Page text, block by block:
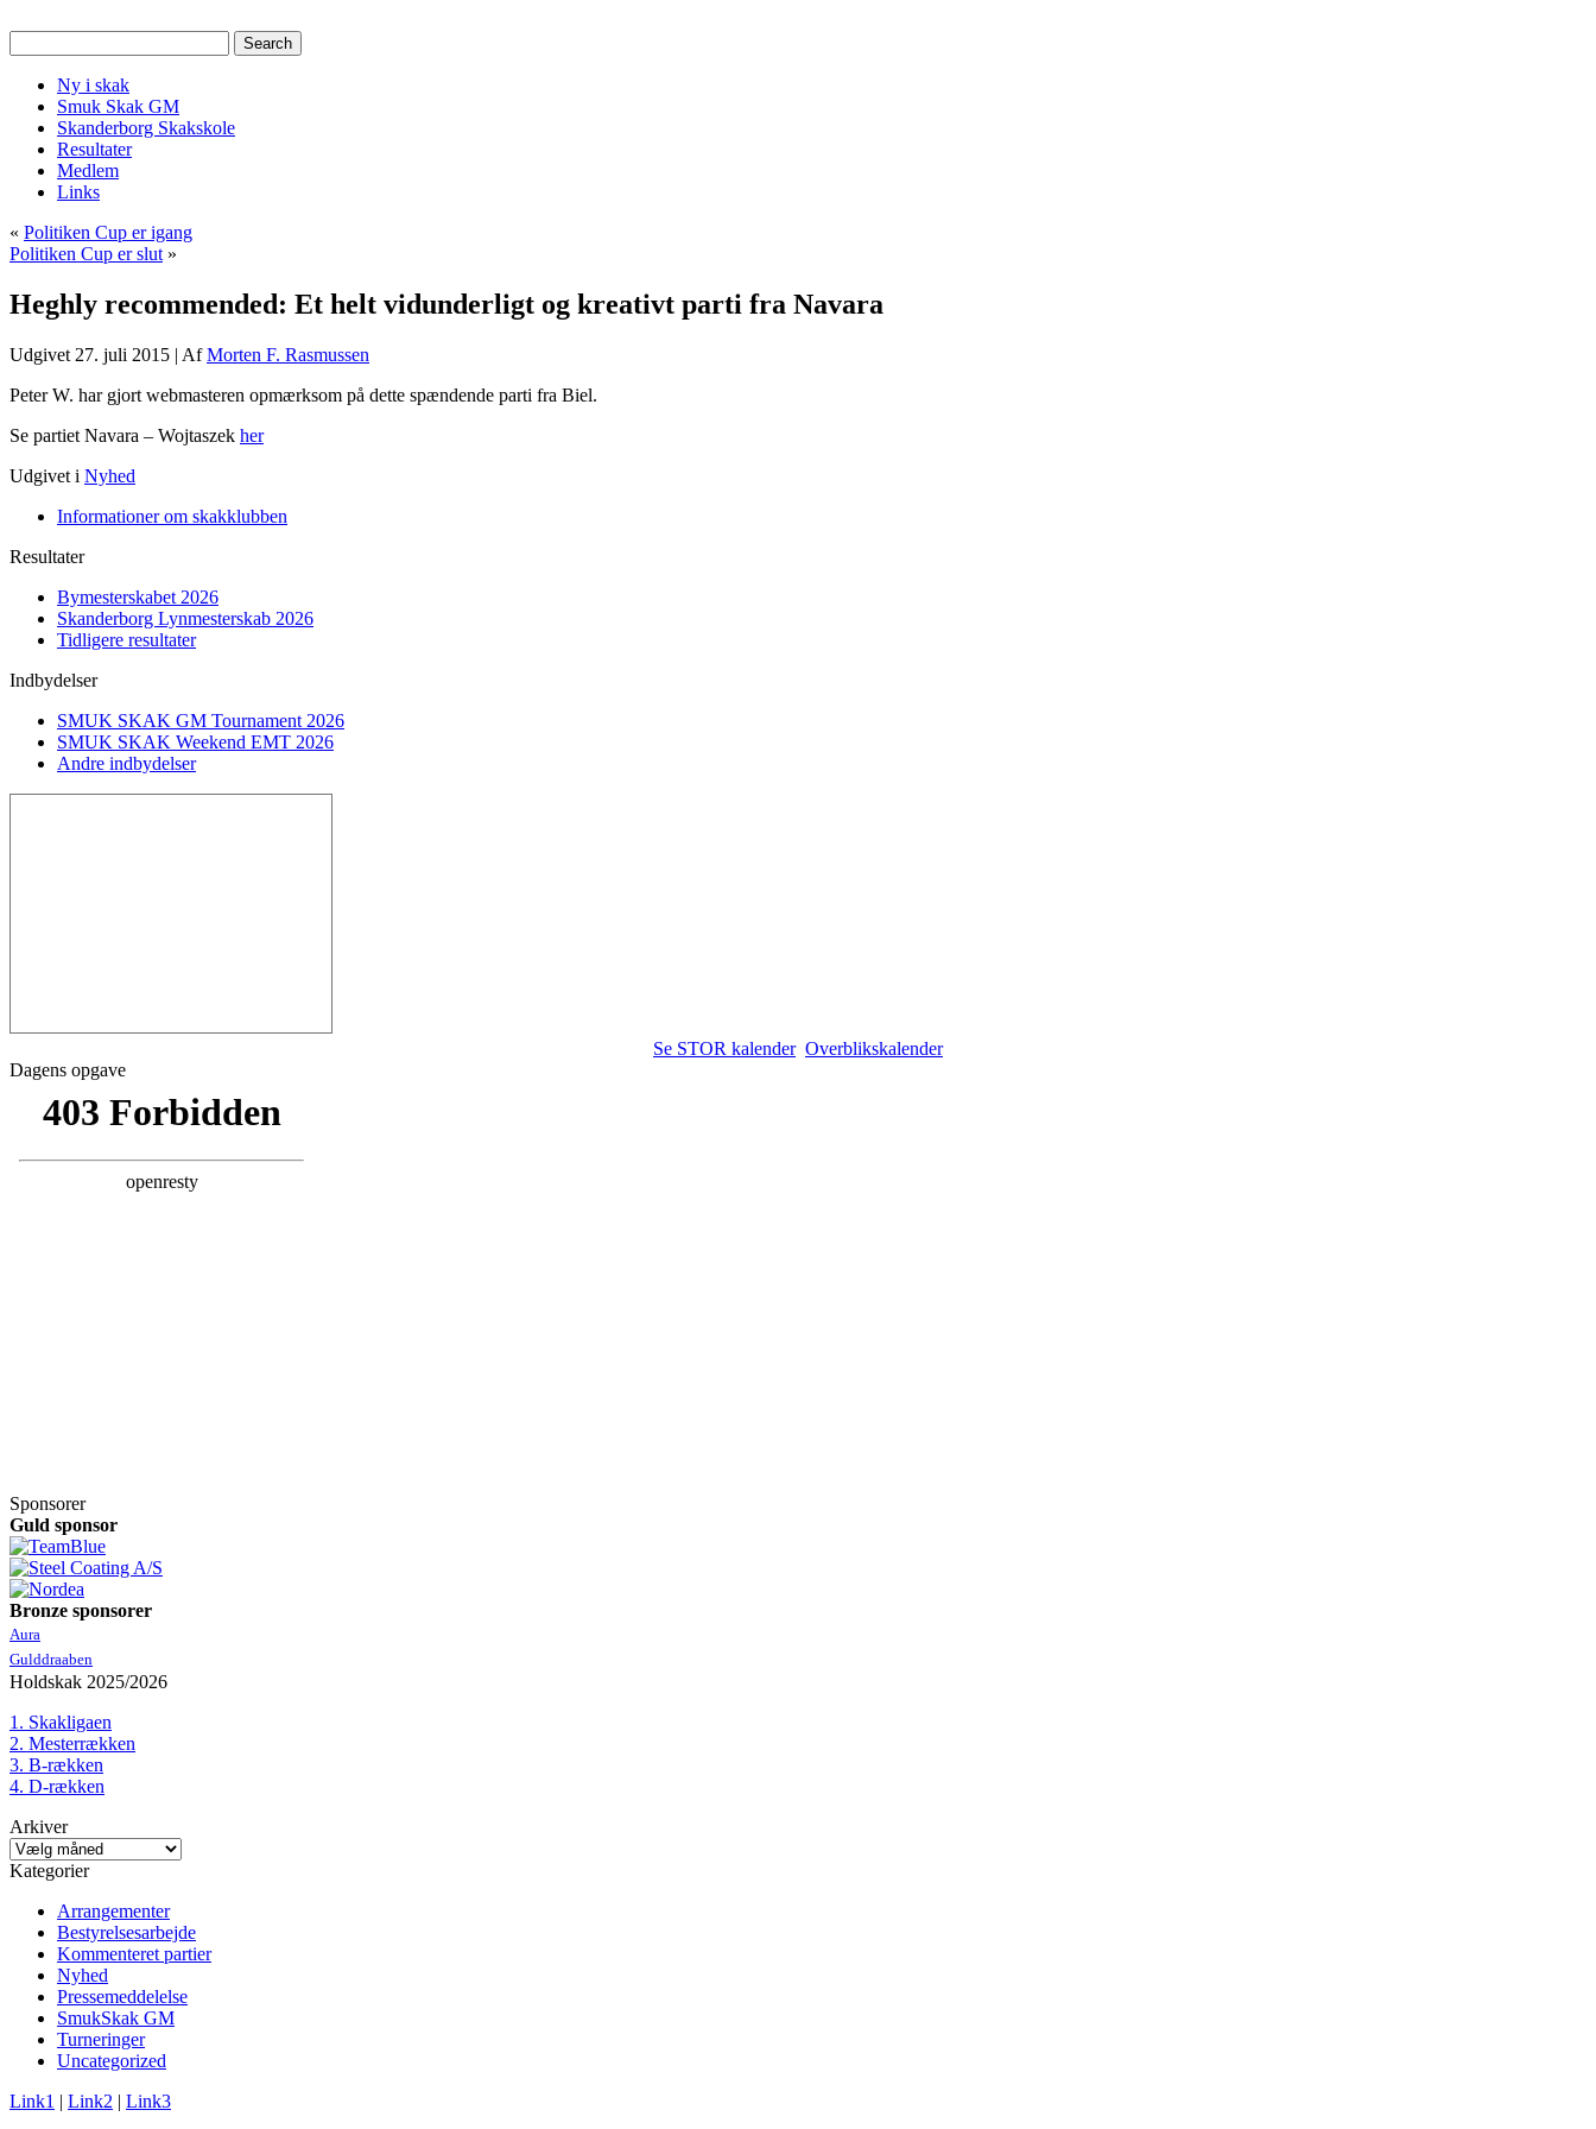
Ny i skak
Smuk Skak GM
Skanderborg Skakskole
Resultater
Medlem
Links
« Politiken Cup er igang
Politiken Cup er slut »
Heghly recommended: Et helt vidunderligt og kreativt parti fra Navara
Udgivet 27. juli 2015 | Af Morten F. Rasmussen
Peter W. har gjort webmasteren opmærksom på dette spændende parti fra Biel.
Se partiet Navara – Wojtaszek her
Udgivet i Nyhed
Informationer om skakklubben
Resultater
Bymesterskabet 2026
Skanderborg Lynmesterskab 2026
Tidligere resultater
Indbydelser
SMUK SKAK GM Tournament 2026
SMUK SKAK Weekend EMT 2026
Andre indbydelser
Se STOR kalender Overblikskalender
Dagens opgave
Sponsorer
Guld sponsor
Bronze sponsorer
Aura
Gulddraaben
Holdskak 2025/2026
1. Skakligaen
2. Mesterrækken
3. B-rækken
4. D-rækken
Arkiver
Arkiver
Kategorier
Arrangementer
Bestyrelsesarbejde
Kommenteret partier
Nyhed
Pressemeddelelse
SmukSkak GM
Turneringer
Uncategorized
Link1 | Link2 | Link3